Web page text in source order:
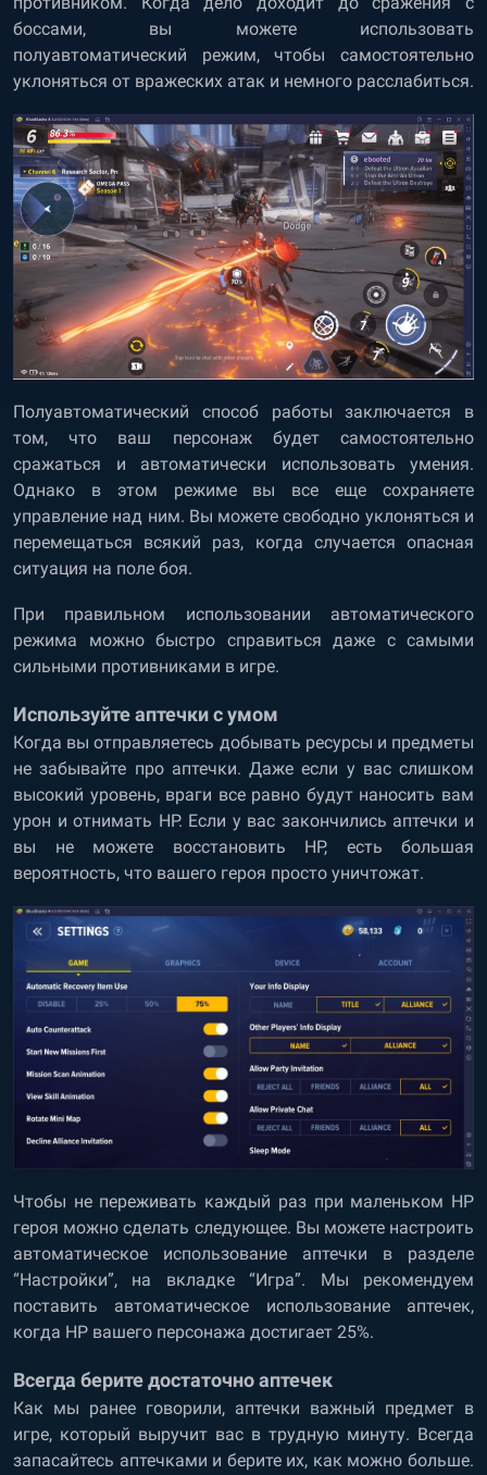
боссами, вы можете использовать
полуавтоматический режим, чтобы самостоятельно
уклоняться от вражеских атак и немного расслабиться.
Полуавтоматический способ работы заключается в
том, что ваш персонаж будет самостоятельно
сражаться и автоматически использовать умения.
Однако в этом режиме вы все еще сохраняете
управление над ним. Вы можете свободно уклоняться и
перемещаться всякий раз, когда случается опасная
ситуация на поле боя.
При правильном использовании автоматического
режима можно быстро справиться даже с самыми
сильными противниками в игре.
Используйте аптечки с умом
Когда вы отправляетесь добывать ресурсы и предметы
не забывайте про аптечки. Даже если у вас слишком
высокий уровень, враги все равно будут наносить вам
урон и отнимать HP. Если у вас закончились аптечки и
вы не можете восстановить HP, есть большая
вероятность, что вашего героя просто уничтожат.
Чтобы не переживать каждый раз при маленьком HP
героя можно сделать следующее. Вы можете настроить
автоматическое использование аптечки в разделе
“Настройки”, на вкладке “Игра”. Мы рекомендуем
поставить автоматическое использование аптечек,
когда HP вашего персонажа достигает 25%.
Всегда берите достаточно аптечек
Как мы ранее говорили, аптечки важный предмет в
игре, который выручит вас в трудную минуту. Всегда
запасайтесь аптечками и берите их, как можно больше.